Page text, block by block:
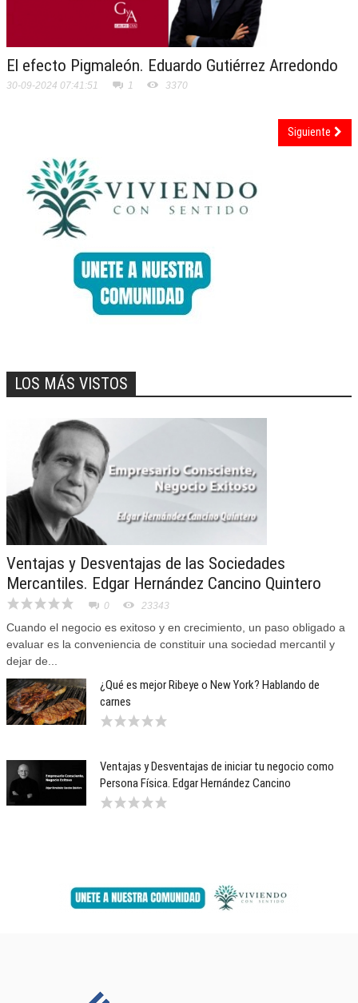
El efecto Pigmaleón. Eduardo Gutiérrez Arredondo
30-09-2024 07:41:51 1 3370
Siguiente
LOS MÁS VISTOS
Ventajas y Desventajas de las Sociedades
Mercantiles. Edgar Hernández Cancino Quintero
0 23343
Cuando el negocio es exitoso y en crecimiento, un paso obligado a
evaluar es la conveniencia de constituir una sociedad mercantil y
dejar de...
¿Qué es mejor Ribeye o New York? Hablando de
carnes
Ventajas y Desventajas de iniciar tu negocio como
Persona Física. Edgar Hernández Cancino